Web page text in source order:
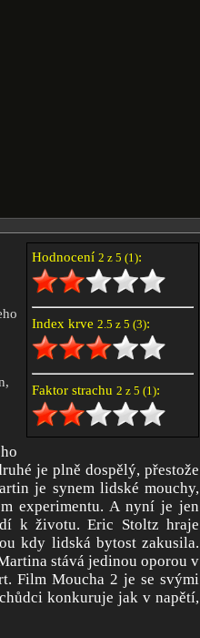
Hodnocení 2 z 5 (1):
Index krve 2.5 z 5 (3):
Faktor strachu 2 z 5 (1):
je plně dospělý, přestože
je synem lidské mouchy,
experimentu. A nyní je jen
k životu. Eric Stoltz hraje
kdy lidská bytost zakusila.
stává jedinou oporou v
Film Moucha 2 je se svými
konkuruje jak v napětí,